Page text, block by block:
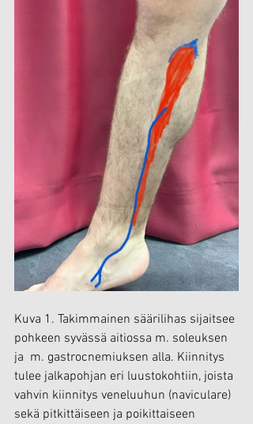
Kuva 1. Takimmainen säärilihas sijaitsee
pohkeen syvässä aitiossa m. soleuksen
ja  m. gastrocnemiuksen alla. Kiinnitys
tulee jalkapohjan eri luustokohtiin, joista
vahvin kiinnitys veneluuhun (naviculare)
sekä pitkittäiseen ja poikittaiseen